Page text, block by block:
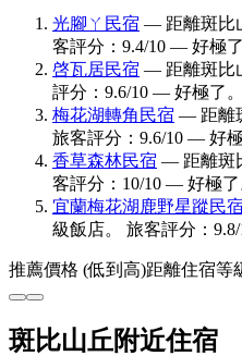
光腳ㄚ民宿 — 距離斑比
客評分：9.4/10 — 好極了
啓瓦居民宿 — 距離斑比
評分：9.6/10 — 好極了。
梅花湖轉角民宿 — 距離
旅客評分：9.6/10 — 好極
香草森林民宿 — 距離斑
客評分：10/10 — 好極了
宜蘭梅花湖鹿野星蹤民宿
級飯店。 旅客評分：
推薦價格 (低到高)距離住宿等
斑比山丘附近住宿